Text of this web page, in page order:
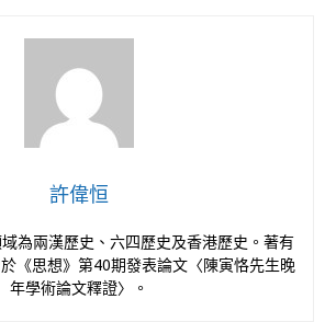
許偉恒
為兩漢歷史、六四歷史及香港歷史。著有
《思想》第40期發表論文〈陳寅恪先生晚
年學術論文釋證〉。